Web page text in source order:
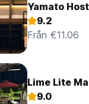
Yamato
9.2
Från €11.06
Lime Lite
9.0